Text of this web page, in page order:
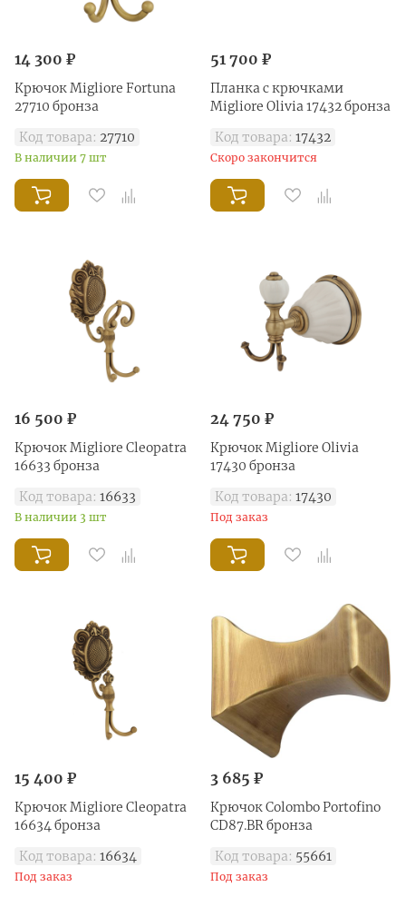
14 300 ₽
Крючок Migliore Fortuna
27710 бронза
Код товара: 27710
В наличии 7 шт
51 700 ₽
Планка с крючками
Migliore Olivia 17432 бронза
Код товара: 17432
Скоро закончится
16 500 ₽
Крючок Migliore Cleopatra
16633 бронза
Код товара: 16633
В наличии 3 шт
24 750 ₽
Крючок Migliore Olivia
17430 бронза
Код товара: 17430
Под заказ
15 400 ₽
Крючок Migliore Cleopatra
16634 бронза
Код товара: 16634
Под заказ
3 685 ₽
Крючок Colombo Portofino
CD87.BR бронза
Код товара: 55661
Под заказ